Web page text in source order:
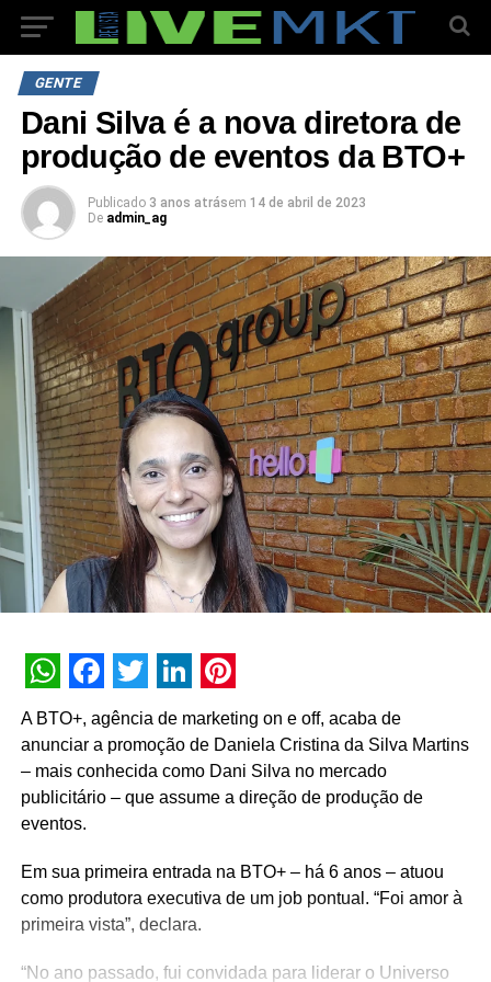
GENTE
Dani Silva é a nova diretora de
produção de eventos da BTO+
Publicado 3 anos atrásem 14 de abril de 2023
De admin_ag
WhatsApp
Facebook
Twitter
LinkedIn
Pinterest
A BTO+, agência de marketing on e off, acaba de
anunciar a promoção de Daniela Cristina da Silva Martins
– mais conhecida como Dani Silva no mercado
publicitário – que assume a direção de produção de
eventos.
Em sua primeira entrada na BTO+ – há 6 anos – atuou
como produtora executiva de um job pontual. “Foi amor à
primeira vista”, declara.
“No ano passado, fui convidada para liderar o Universo